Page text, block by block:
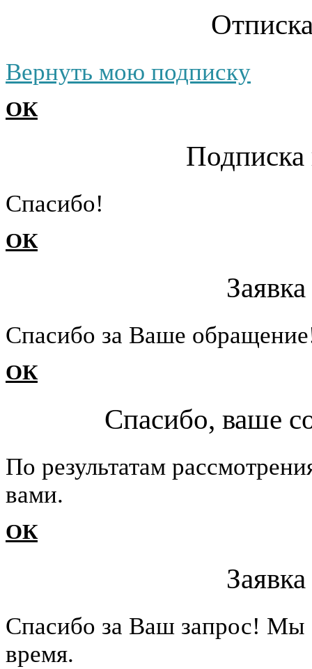
Вернуть мою подписку
ОК
Подписка
Cпасибо!
ОК
Cпасибо за Ваше
ОК
Спасибо, ваше
По результатам
вами.
ОК
Cпасибо за Ваш запрос!
время.